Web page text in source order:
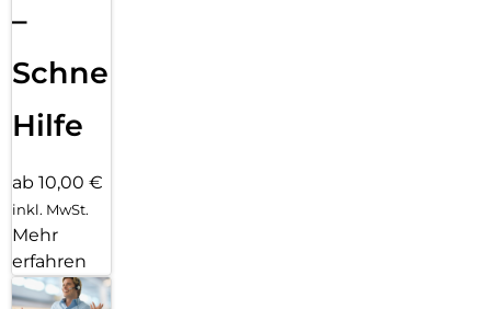
–
Schnelle
Hilfe
ab 10,00 €
inkl. MwSt.
Mehr
erfahren